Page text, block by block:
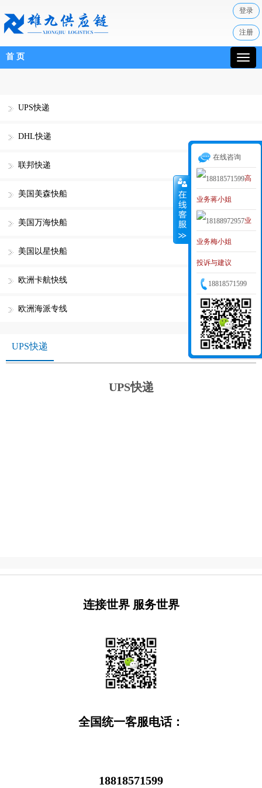
首 页
登录
注册
UPS快递
DHL快递
联邦快递
美国美森快船
美国万海快船
美国以星快船
欧洲卡航快线
欧洲海派专线
UPS快递
UPS快递
连接世界 服务世界
全国统一客服电话：
18818571599
在线咨询
高
级业务经理
MAKER
业务蒋小姐
业
务李小姐
业务梅小姐
投诉与建议
18818571599